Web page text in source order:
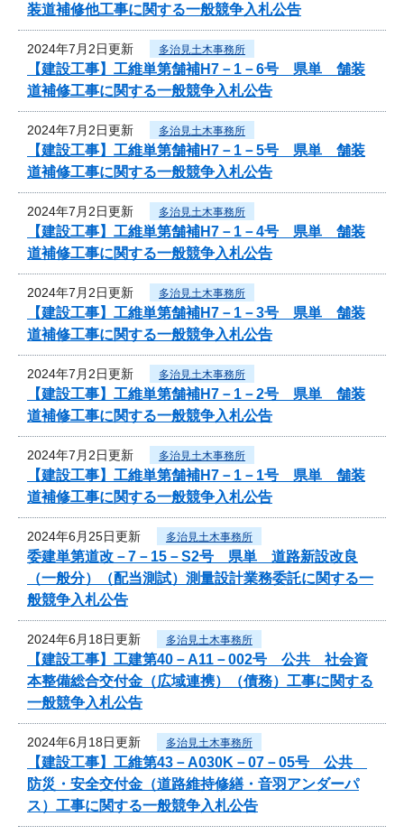
装道補修他工事に関する一般競争入札公告
2024年7月2日更新 多治見土木事務所
【建設工事】工維単第舗補H7－1－6号 県単 舗装
道補修工事に関する一般競争入札公告
2024年7月2日更新 多治見土木事務所
【建設工事】工維単第舗補H7－1－5号 県単 舗装
道補修工事に関する一般競争入札公告
2024年7月2日更新 多治見土木事務所
【建設工事】工維単第舗補H7－1－4号 県単 舗装
道補修工事に関する一般競争入札公告
2024年7月2日更新 多治見土木事務所
【建設工事】工維単第舗補H7－1－3号 県単 舗装
道補修工事に関する一般競争入札公告
2024年7月2日更新 多治見土木事務所
【建設工事】工維単第舗補H7－1－2号 県単 舗装
道補修工事に関する一般競争入札公告
2024年7月2日更新 多治見土木事務所
【建設工事】工維単第舗補H7－1－1号 県単 舗装
道補修工事に関する一般競争入札公告
2024年6月25日更新 多治見土木事務所
委建単第道改－7－15－S2号 県単 道路新設改良
（一般分）（配当測試）測量設計業務委託に関する一
般競争入札公告
2024年6月18日更新 多治見土木事務所
【建設工事】工建第40－A11－002号 公共 社会資
本整備総合交付金（広域連携）（債務）工事に関する
一般競争入札公告
2024年6月18日更新 多治見土木事務所
【建設工事】工維第43－A030K－07－05号 公共
防災・安全交付金（道路維持修繕・音羽アンダーパ
ス）工事に関する一般競争入札公告